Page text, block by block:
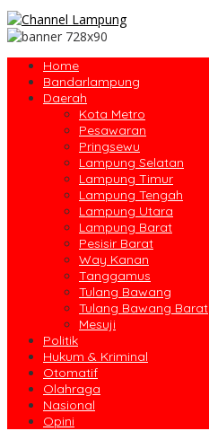
Home
Bandarlampung
Daerah
Kota Metro
Pesawaran
Pringsewu
Lampung Selatan
Lampung Timur
Lampung Tengah
Lampung Utara
Lampung Barat
Pesisir Barat
Way Kanan
Tanggamus
Tulang Bawang
Tulang Bawang Barat
Mesuji
Politik
Hukum & Kriminal
Otomatif
Olahraga
Nasional
Opini